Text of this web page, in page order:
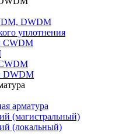
DWDM
уплотнения
CWDM
DWDM
арматура
(магистральный)
(локальный)